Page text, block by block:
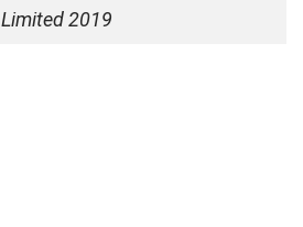
Limited 2019